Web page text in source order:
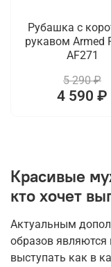
Рубашка с
рукавом Armed
AF271
5 290 ₽
4 590 ₽
Красивые
кто хочет
Актуальным
образов
выступать как в